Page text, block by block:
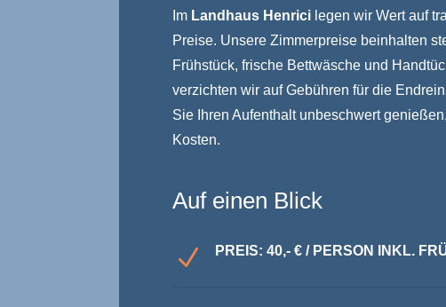
Im Landhaus Henrici legen wir Wert auf
Preise. Unsere Zimmerpreise beinhalten
Frühstück, frische Bettwäsche und
verzichten wir auf Gebühren für die
Sie Ihren Aufenthalt unbeschwert
Kosten.
Auf einen Blick
N PREIS: 40,- € / PERSON INKL.